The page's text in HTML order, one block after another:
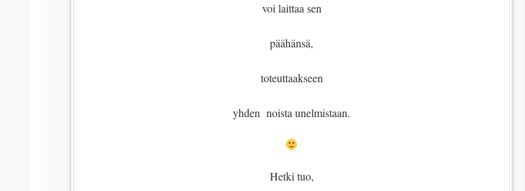
voi laittaa sen
päähänsä,
toteuttaakseen
yhden noista unelmistaan.
Hetki tuo,